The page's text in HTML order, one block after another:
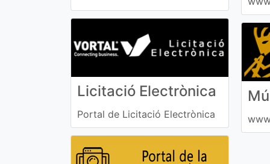
Licitació Electrònica
Portal de Licitació Electrònica